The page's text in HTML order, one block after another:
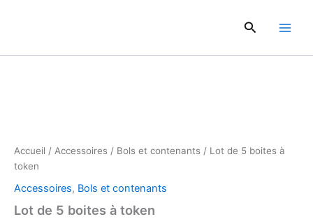
Rechercher
Accueil / Accessoires / Bols et contenants / Lot de 5 boites à
token
Accessoires, Bols et contenants
Lot de 5 boites à token
à